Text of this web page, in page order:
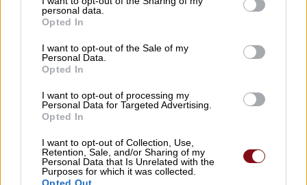
personal data.
Opted In
I want to opt-out of the Sale of my
Personal Data.
Opted In
I want to opt-out of processing my
Personal Data for Targeted Advertising.
Opted In
I want to opt-out of Collection, Use,
Retention, Sale, and/or Sharing of my
Personal Data that Is Unrelated with the
Purposes for which it was collected.
Opted Out
Δημοτικό Κτίριο Συκουρίου»
«Πόσα θέλεις για το κορίτσι;»: Τουρίστας
στην Κρήτη ζητά… τιμή για να ασελγήσει
σε ανήλικη, τι καταγγέλλει ο ιδιοκτήτης
08/08/2026 , 10:39